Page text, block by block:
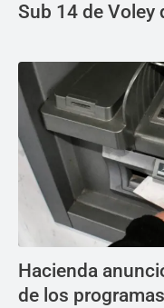
Sub 14 de Voley
Hacienda
de los